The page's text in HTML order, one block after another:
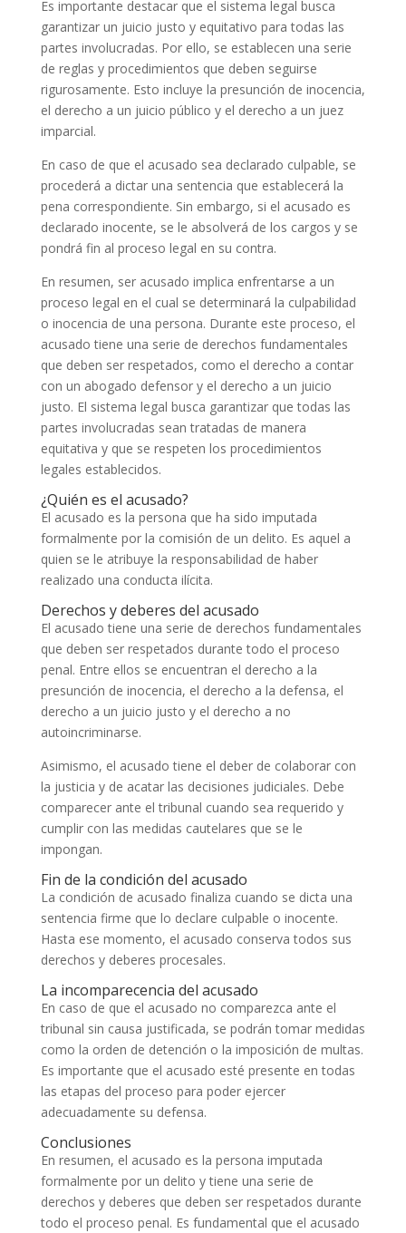
Es importante destacar que el sistema legal busca
garantizar un juicio justo y equitativo para todas las
partes involucradas. Por ello, se establecen una serie
de reglas y procedimientos que deben seguirse
rigurosamente. Esto incluye la presunción de inocencia,
el derecho a un juicio público y el derecho a un juez
imparcial.
En caso de que el acusado sea declarado culpable, se
procederá a dictar una sentencia que establecerá la
pena correspondiente. Sin embargo, si el acusado es
declarado inocente, se le absolverá de los cargos y se
pondrá fin al proceso legal en su contra.
En resumen, ser acusado implica enfrentarse a un
proceso legal en el cual se determinará la culpabilidad
o inocencia de una persona. Durante este proceso, el
acusado tiene una serie de derechos fundamentales
que deben ser respetados, como el derecho a contar
con un abogado defensor y el derecho a un juicio
justo. El sistema legal busca garantizar que todas las
partes involucradas sean tratadas de manera
equitativa y que se respeten los procedimientos
legales establecidos.
¿Quién es el acusado?
El acusado es la persona que ha sido imputada
formalmente por la comisión de un delito. Es aquel a
quien se le atribuye la responsabilidad de haber
realizado una conducta ilícita.
Derechos y deberes del acusado
El acusado tiene una serie de derechos fundamentales
que deben ser respetados durante todo el proceso
penal. Entre ellos se encuentran el derecho a la
presunción de inocencia, el derecho a la defensa, el
derecho a un juicio justo y el derecho a no
autoincriminarse.
Asimismo, el acusado tiene el deber de colaborar con
la justicia y de acatar las decisiones judiciales. Debe
comparecer ante el tribunal cuando sea requerido y
cumplir con las medidas cautelares que se le
impongan.
Fin de la condición del acusado
La condición de acusado finaliza cuando se dicta una
sentencia firme que lo declare culpable o inocente.
Hasta ese momento, el acusado conserva todos sus
derechos y deberes procesales.
La incomparecencia del acusado
En caso de que el acusado no comparezca ante el
tribunal sin causa justificada, se podrán tomar medidas
como la orden de detención o la imposición de multas.
Es importante que el acusado esté presente en todas
las etapas del proceso para poder ejercer
adecuadamente su defensa.
Conclusiones
En resumen, el acusado es la persona imputada
formalmente por un delito y tiene una serie de
derechos y deberes que deben ser respetados durante
todo el proceso penal. Es fundamental que el acusado